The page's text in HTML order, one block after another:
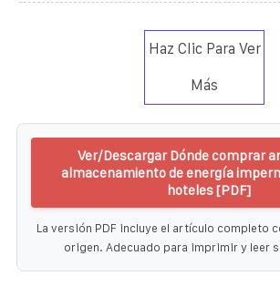
Haz Clic Para Ver
Más
Ver/Descargar Dónde comprar
almacenamiento de energía
hoteles [PDF]
La versión PDF incluye el artículo completo
origen. Adecuado para imprimir y leer